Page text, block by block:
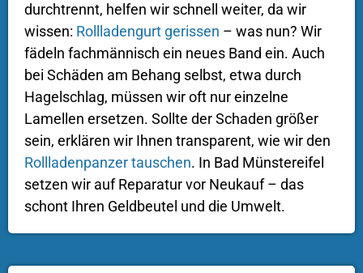
durchtrennt, helfen wir schnell weiter, da wir
wissen: Rollladengurt gerissen – was nun? Wir
fädeln fachmännisch ein neues Band ein. Auch
bei Schäden am Behang selbst, etwa durch
Hagelschlag, müssen wir oft nur einzelne
Lamellen ersetzen. Sollte der Schaden größer
sein, erklären wir Ihnen transparent, wie wir den
Rollladenpanzer tauschen. In Bad Münstereifel
setzen wir auf Reparatur vor Neukauf – das
schont Ihren Geldbeutel und die Umwelt.